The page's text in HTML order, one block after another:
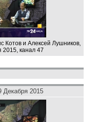
Котов и Алексей Лушников,
2015, канал 47
Декабря 2015